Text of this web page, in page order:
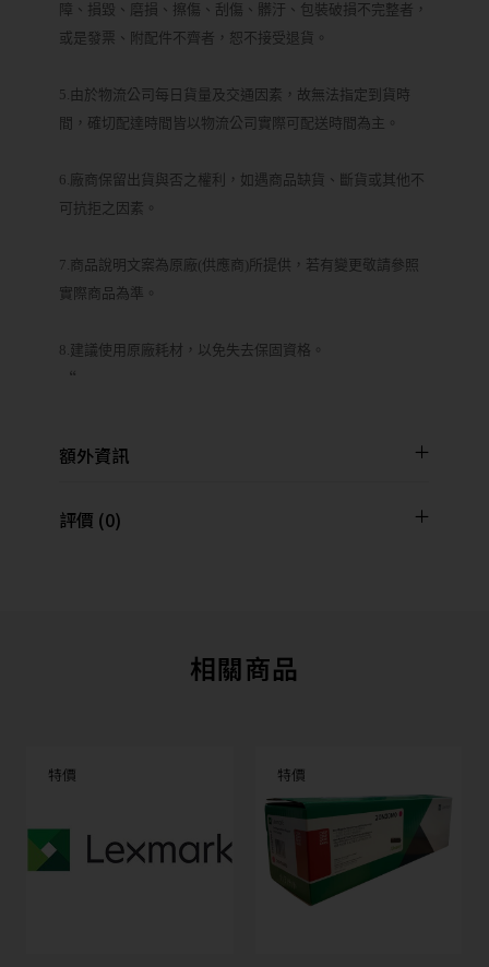
障、損毀、磨損、擦傷、刮傷、髒汙、包裝破損不完整者，
或是發票、附配件不齊者，恕不接受退貨。
5.由於物流公司每日貨量及交通因素，故無法指定到貨時
間，確切配達時間皆以物流公司實際可配送時間為主。
6.廠商保留出貨與否之權利，如遇商品缺貨、斷貨或其他不
可抗拒之因素。
7.商品說明文案為原廠(供應商)所提供，若有變更敬請參照
實際商品為準。
8.建議使用原廠耗材，以免失去保固資格。
“
額外資訊
評價 (0)
相關商品
特價 特價